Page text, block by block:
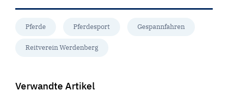
Pferde Pferdesport Gespannfahren
Reitverein Werdenberg
Verwandte Artikel